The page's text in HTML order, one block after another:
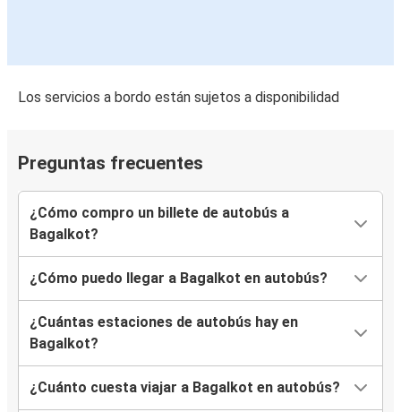
Los servicios a bordo están sujetos a disponibilidad
Preguntas frecuentes
¿Cómo compro un billete de autobús a
Bagalkot?
¿Cómo puedo llegar a Bagalkot en autobús?
¿Cuántas estaciones de autobús hay en
Bagalkot?
¿Cuánto cuesta viajar a Bagalkot en autobús?